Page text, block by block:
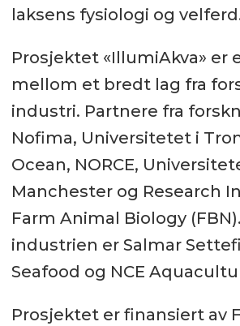
laksens fysiologi og
Prosjektet «IllumiAkva» er
mellom et bredt lag fra
industri. Partnere fra
Nofima, Universitetet i
Ocean, NORCE,
Manchester og Research
Farm Animal Biology
industrien er Salmar
Seafood og NCE
Prosjektet er finansiert av